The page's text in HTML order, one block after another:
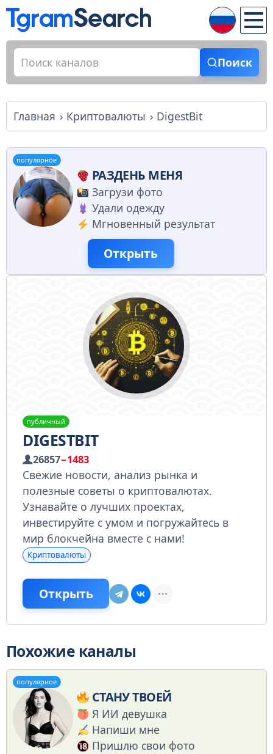
Поиск
Главная Криптовалюты DigestBit
популярное
РАЗДЕНЬ МЕНЯ
Загрузи фото
Удали одежду
Мгновенный результат
Открыть
публичный
DIGESTBIT
26857−1483
Свежие новости, анализ рынка и
полезные советы о криптовалютах.
Узнавайте о лучших проектах,
инвестируйте с умом и погружайтесь в
мир блокчейна вместе с нами!
Криптовалюты
Открыть
Похожие каналы
популярное
СТАНУ ТВОЕЙ
Я ИИ девушка
Напиши мне
Пришлю свои фото